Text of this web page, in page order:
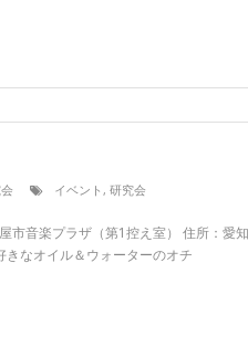
イベント , 研究会
音楽プラザ（第1控え室） 住所：愛
なオイル＆ウォーターのオチ